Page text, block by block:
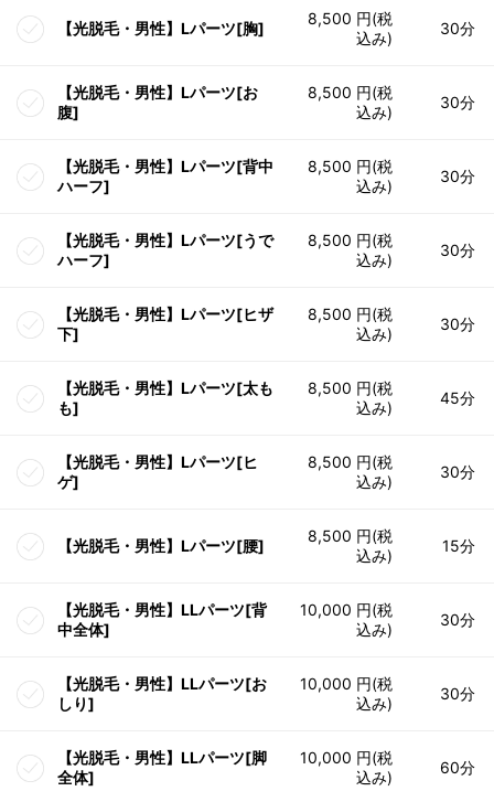
【光脱毛・男性】Lパーツ[胸]
8,500 円(税
込み)
30分
【光脱毛・男性】Lパーツ[お
腹]
8,500 円(税
込み)
30分
【光脱毛・男性】Lパーツ[背中
ハーフ]
8,500 円(税
込み)
30分
【光脱毛・男性】Lパーツ[うで
ハーフ]
8,500 円(税
込み)
30分
【光脱毛・男性】Lパーツ[ヒザ
下]
8,500 円(税
込み)
30分
【光脱毛・男性】Lパーツ[太も
も]
8,500 円(税
込み)
45分
【光脱毛・男性】Lパーツ[ヒ
ゲ]
8,500 円(税
込み)
30分
【光脱毛・男性】Lパーツ[腰]
8,500 円(税
込み)
15分
【光脱毛・男性】LLパーツ[背
中全体]
10,000 円(税
込み)
30分
【光脱毛・男性】LLパーツ[お
しり]
10,000 円(税
込み)
30分
【光脱毛・男性】LLパーツ[脚
全体]
10,000 円(税
込み)
60分